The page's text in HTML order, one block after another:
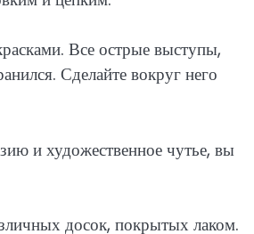
Все острые выступы,
Сделайте вокруг него
и художественное чутье, вы
досок, покрытых лаком.